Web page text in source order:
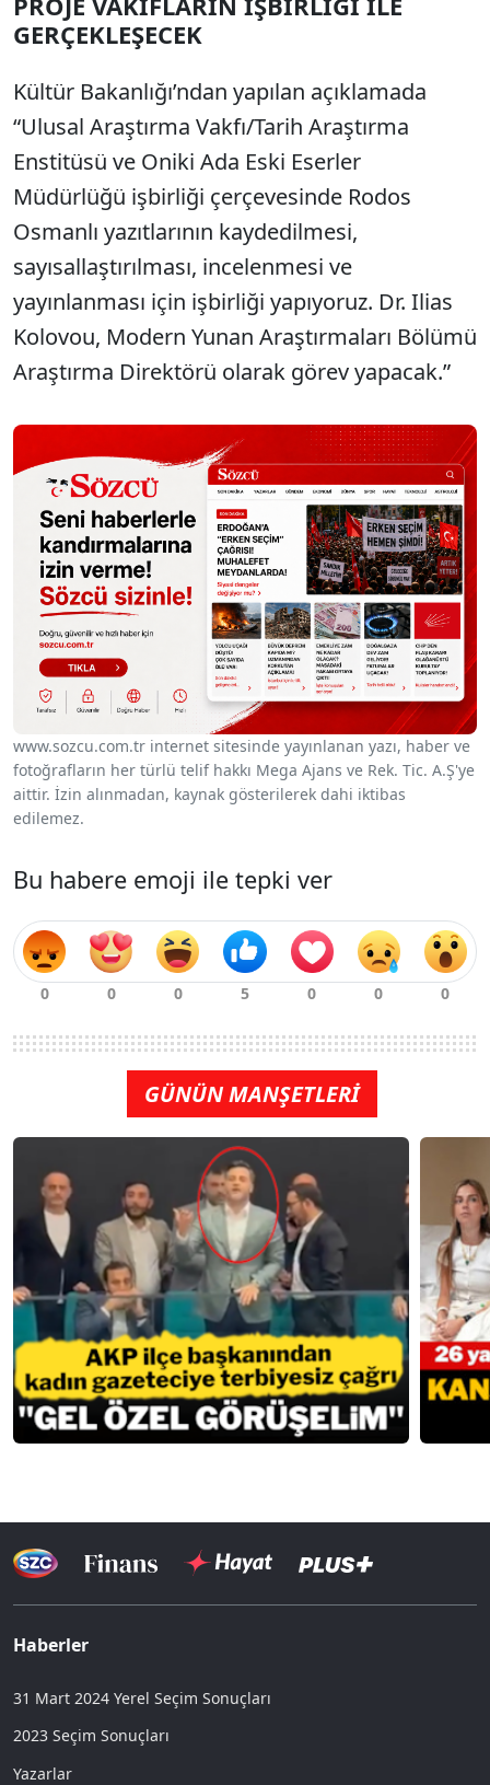
GERÇEKLEŞECEK
Kültür Bakanlığı’ndan yapılan açıklamada
“Ulusal Araştırma Vakfı/Tarih Araştırma
Enstitüsü ve Oniki Ada Eski Eserler
Müdürlüğü işbirliği çerçevesinde Rodos
Osmanlı yazıtlarının kaydedilmesi,
sayısallaştırılması, incelenmesi ve
yayınlanması için işbirliği yapıyoruz. Dr. Ilias
Kolovou, Modern Yunan Araştırmaları Bölümü
Araştırma Direktörü olarak görev yapacak.”
www.sozcu.com.tr internet sitesinde yayınlanan yazı, haber ve
fotoğrafların her türlü telif hakkı Mega Ajans ve Rek. Tic. A.Ş'ye
aittir. İzin alınmadan, kaynak gösterilerek dahi iktibas
edilemez.
Bu habere emoji ile tepki ver
GÜNÜN MANŞETLERİ
Haberler
31 Mart 2024 Yerel Seçim Sonuçları
2023 Seçim Sonuçları
Yazarlar